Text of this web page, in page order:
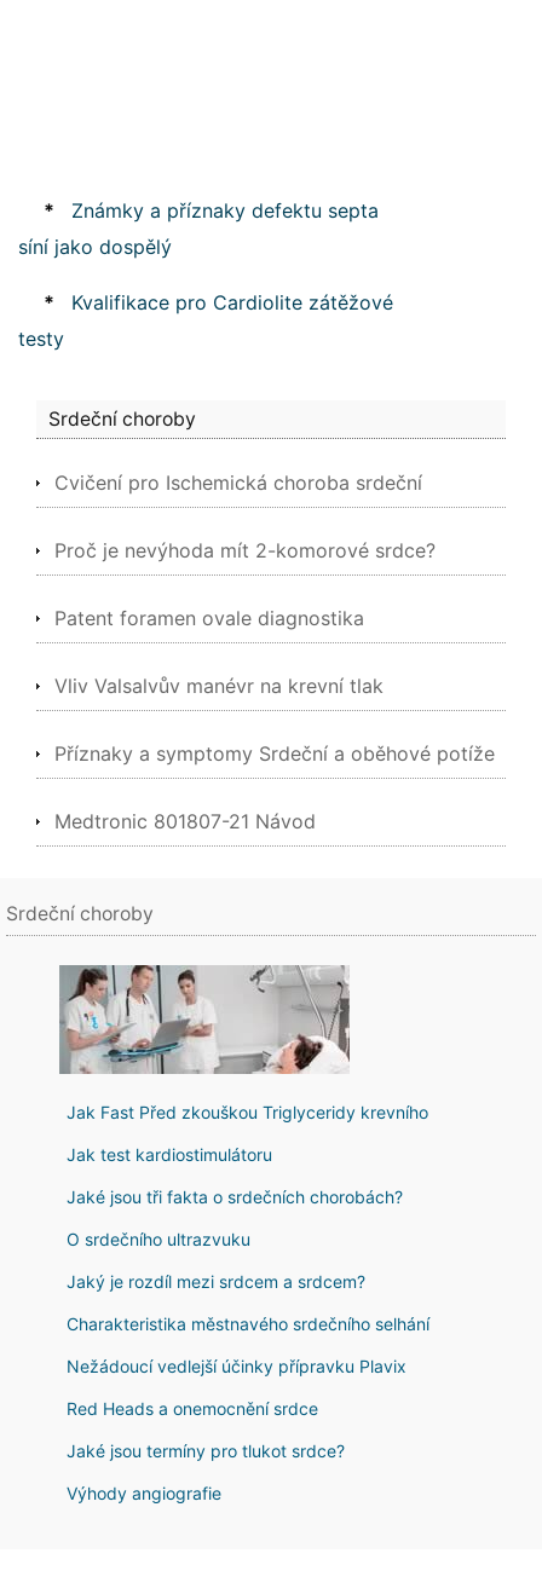
*
Známky a příznaky defektu septa
síní jako dospělý
*
Kvalifikace pro Cardiolite zátěžové
testy
Srdeční choroby
Cvičení pro Ischemická choroba srdeční
Proč je nevýhoda mít 2-komorové srdce?
Patent foramen ovale diagnostika
Vliv Valsalvův manévr na krevní tlak
Příznaky a symptomy Srdeční a oběhové potíže
Medtronic 801807-21 Návod
Srdeční choroby
Jak Fast Před zkouškou Triglyceridy krevního
Jak test kardiostimulátoru
Jaké jsou tři fakta o srdečních chorobách?
O srdečního ultrazvuku
Jaký je rozdíl mezi srdcem a srdcem?
Charakteristika městnavého srdečního selhání
Nežádoucí vedlejší účinky přípravku Plavix
Red Heads a onemocnění srdce
Jaké jsou termíny pro tlukot srdce?
Výhody angiografie